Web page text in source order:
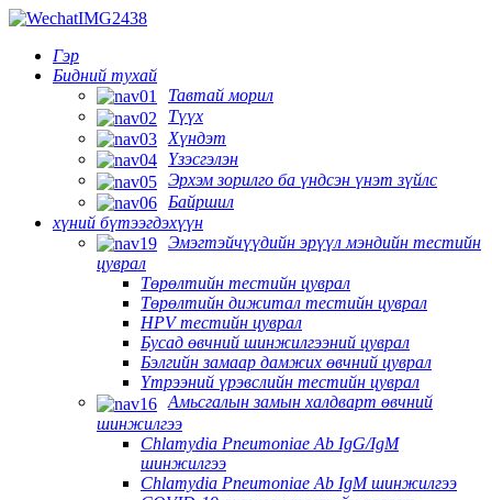
Гэр
Бидний тухай
Тавтай морил
Түүх
Хүндэт
Үзэсгэлэн
Эрхэм зорилго ба үндсэн үнэт зүйлс
Байршил
хүний ​​бүтээгдэхүүн
Эмэгтэйчүүдийн эрүүл мэндийн тестийн
цуврал
Төрөлтийн тестийн цуврал
Төрөлтийн дижитал тестийн цуврал
HPV тестийн цуврал
Бусад өвчний шинжилгээний цуврал
Бэлгийн замаар дамжих өвчний цуврал
Үтрээний үрэвслийн тестийн цуврал
Амьсгалын замын халдварт өвчний
шинжилгээ
Chlamydia Pneumoniae Ab IgG/IgM
шинжилгээ
Chlamydia Pneumoniae Ab IgM шинжилгээ